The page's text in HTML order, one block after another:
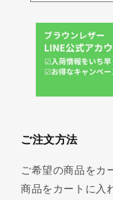
ご注文方法
ご希望の商品をカ
商品をカートに入